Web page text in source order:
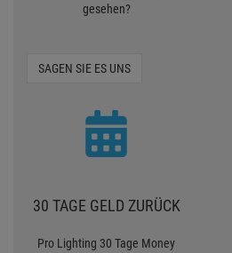
gesehen?
SAGEN SIE ES UNS
30 TAGE GELD ZURÜCK
Pro Lighting 30 Tage Money